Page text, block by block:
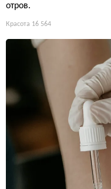
отров.
Красота 16 564